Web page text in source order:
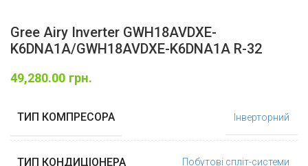
Gree Airy Inverter GWH18AVDXE-
K6DNA1A/GWH18AVDXE-K6DNA1A R-32
49,280.00 грн.
ТИП КОМПРЕСОРА Інверторний
ТИП КОНДИЦІОНЕРА Побутові спліт-системи